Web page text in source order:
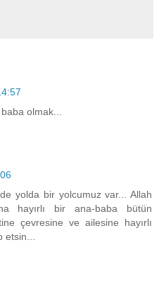
olmak...
yolda bir yolcumuz var... Allah
hayırlı bir ana-baba bütün
çevresine ve ailesine hayırlı